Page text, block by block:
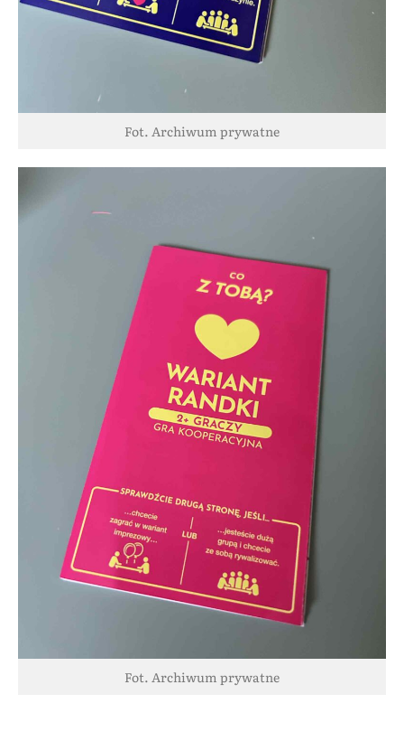
Fot. Archiwum prywatne
Fot. Archiwum prywatne